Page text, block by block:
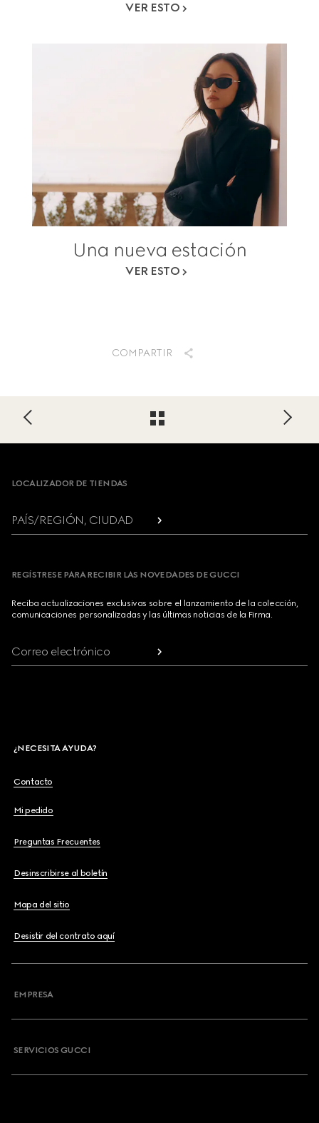
VER ESTO
Una nueva estación
VER ESTO
COMPARTIR
LOCALIZADOR DE TIENDAS
PAÍS/REGIÓN, CIUDAD
REGÍSTRESE PARA RECIBIR LAS NOVEDADES DE GUCCI
Reciba actualizaciones exclusivas sobre el lanzamiento de la colección,
comunicaciones personalizadas y las últimas noticias de la Firma.
Correo electrónico
¿NECESITA AYUDA?
Contacto
Mi pedido
Preguntas Frecuentes
Desinscribirse al boletín
Mapa del sitio
Desistir del contrato aquí
EMPRESA
SERVICIOS GUCCI